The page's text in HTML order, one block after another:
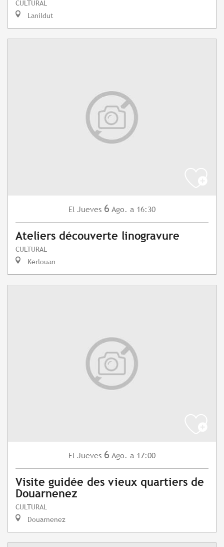
CULTURAL
Lanildut
El Jueves 6 Ago. a 16:30
Ateliers découverte linogravure
CULTURAL
Kerlouan
El Jueves 6 Ago. a 17:00
Visite guidée des vieux quartiers de
Douarnenez
CULTURAL
Douarnenez